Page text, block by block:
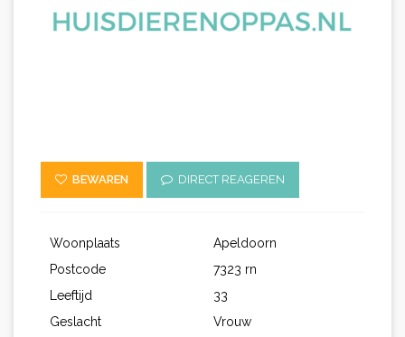
BEWAREN DIRECT REAGEREN
Woonplaats
Apeldoorn
Postcode
7323 rn
Leeftijd
33
Geslacht
Vrouw